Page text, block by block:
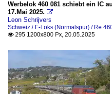
Werbelok 460 081 schiebt ein IC
17.Mai 2025. 
Leon Schrijvers
Schweiz / E-Loks (Normalspur) / Re
 295 1200x800 Px, 20.05.2025